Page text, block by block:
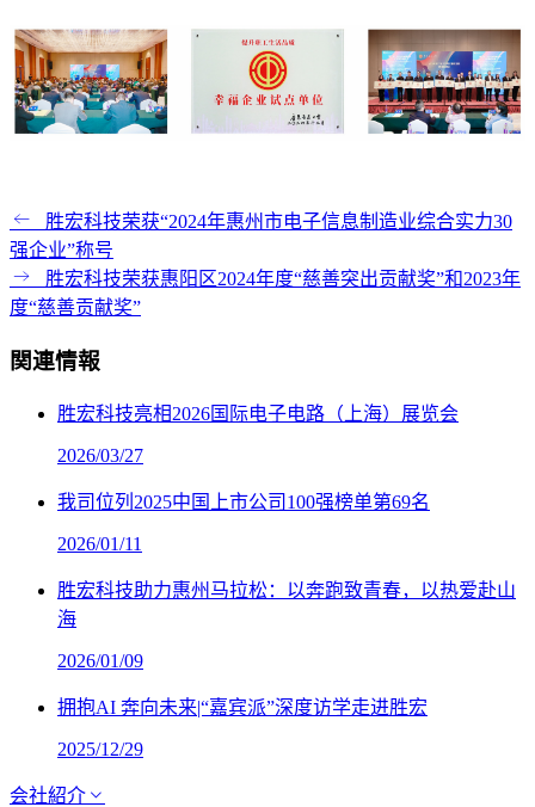
胜宏科技荣获“2024年惠州市电子信息制造业综合实力30
强企业”称号
胜宏科技荣获惠阳区2024年度“慈善突出贡献奖”和2023年
度“慈善贡献奖”
関連情報
胜宏科技亮相2026国际电子电路（上海）展览会
2026/03/27
我司位列2025中国上市公司100强榜单第69名
2026/01/11
胜宏科技助力惠州马拉松：以奔跑致青春，以热爱赴山
海
2026/01/09
拥抱AI 奔向未来|“嘉宾派”深度访学走进胜宏
2025/12/29
会社紹介